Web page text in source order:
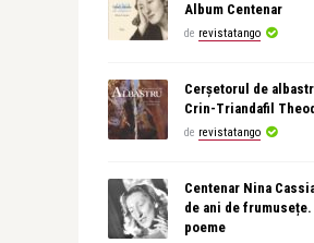
Album Centenar
de revistatango
Cerșetorul de
Crin-Triandafil
de revistatango
Centenar Nina
de ani de frumusețe.
poeme